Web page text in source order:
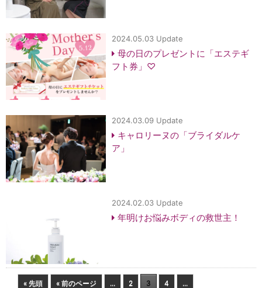
2024.05.03 Update
母の日のプレゼントに「エステギ
フト券」♡
2024.03.09 Update
キャロリーヌの「ブライダルケ
ア」
2024.02.03 Update
年明けお悩みボディの救世主！
« 先頭 « 前のページ ... 2 3 4 ...